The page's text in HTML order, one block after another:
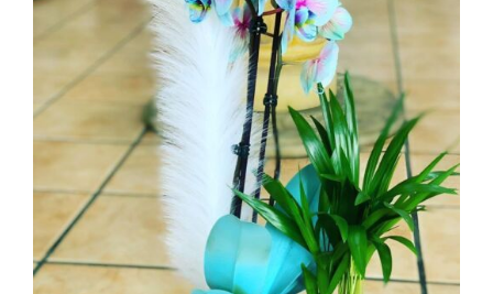
AÑADIR AL CARRITO
/
DETALLES